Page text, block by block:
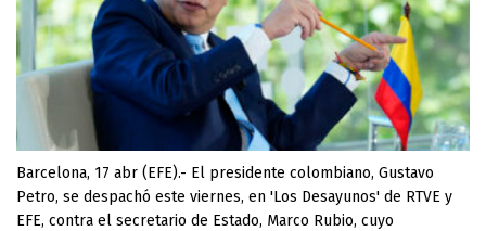
Barcelona, 17 abr (EFE).- El presidente colombiano, Gustavo
Petro, se despachó este viernes, en 'Los Desayunos' de RTVE y
EFE, contra el secretario de Estado, Marco Rubio, cuyo